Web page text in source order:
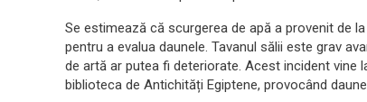
Se estimează că scurgerea de apă a provenit de
pentru a evalua daunele. Tavanul sălii este grav
de artă ar putea fi deteriorate. Acest incident
biblioteca de Antichități Egiptene, provocând